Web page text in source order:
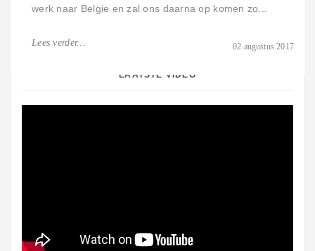
02 augustus 2017
werk naar Belgie en zal ons daarna op komen zo...
Lees verder...
LAATSTE VIDEO